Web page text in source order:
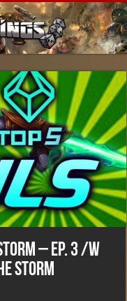
– Ep. 3 /w
Storm